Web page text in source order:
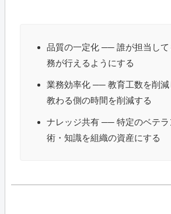
品質の一定化 ── 誰が担当して
務が行えるようにする
業務効率化 ── 教育工数を削減
教わる側の時間を削減する
ナレッジ共有 ── 特定のベテラ
術・知識を組織の資産にする